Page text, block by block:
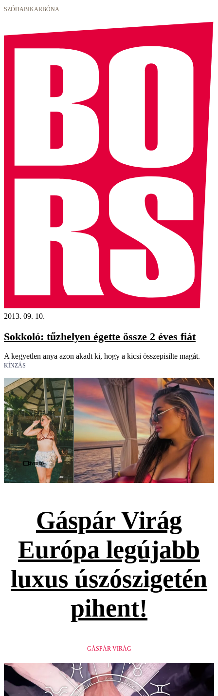
SZÓDABIKARBÓNA
2013. 09. 10.
Sokkoló: tűzhelyen égette össze 2 éves fiát
A kegyetlen anya azon akadt ki, hogy a kicsi összepisilte magát.
KÍNZÁS
Videó
Gáspár Virág
Európa legújabb
luxus úszószigetén
pihent!
GÁSPÁR VIRÁG